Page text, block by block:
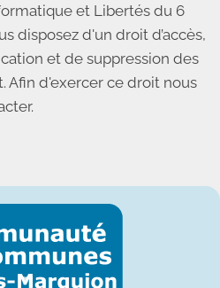
et Libertés du 6
disposez d'un droit d’accès,
et de suppression des
Afin d'exercer ce droit nous